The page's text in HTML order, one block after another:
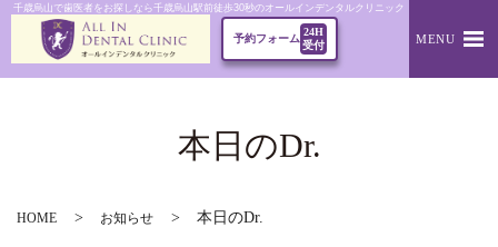
千歳烏山で歯医者をお探しなら千歳烏山駅前徒歩30秒のオールインデンタルクリニック｜本日のDr.
予約フォーム
24H
受付
MENU
本日のDr.
HOME お知らせ 本日のDr.